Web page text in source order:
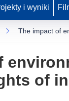
i wyniki
The impact of
of